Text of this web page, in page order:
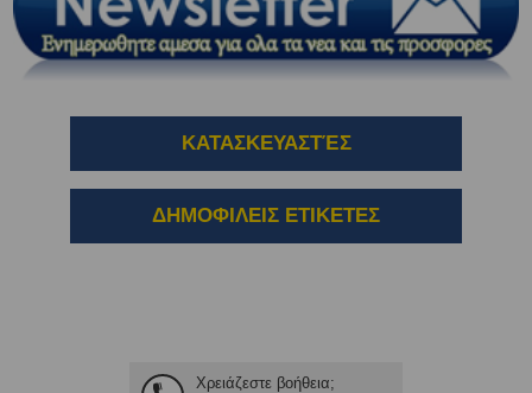
ΚΑΤΑΣΚΕΥΑΣΤΈΣ
ΔΗΜΟΦΙΛΕΙΣ ΕΤΙΚΕΤΕΣ
Χρειάζεστε βοήθεια;